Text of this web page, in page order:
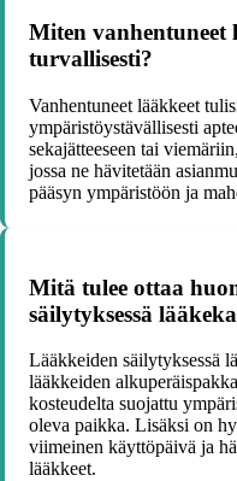
Miten vanhentuneet
turvallisesti?
Vanhentuneet lääkkeet
ympäristöystävällisesti
sekajätteeseen tai
jossa ne hävitetään
pääsyn ympäristöön ja
Mitä tulee ottaa
säilytyksessä
Lääkkeiden säilytyksessä
lääkkeiden
kosteudelta suojattu
oleva paikka. Lisäksi on
viimeinen käyttöpäivä ja
lääkkeet.